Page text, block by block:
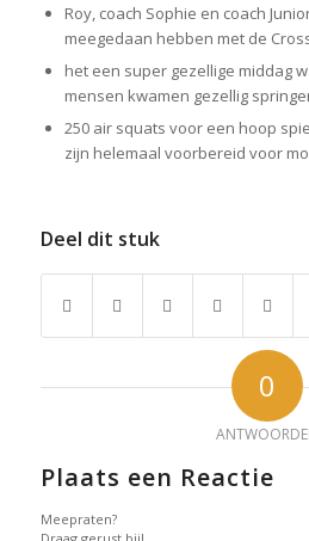
Roy, coach Sophie en coach
meegedaan hebben met de
het een super gezellige middag
mensen kwamen gezellig
250 air squats voor een hoop
zijn helemaal voorbereid voor
Deel dit stuk
0
Plaats een Reactie
Meepraten?